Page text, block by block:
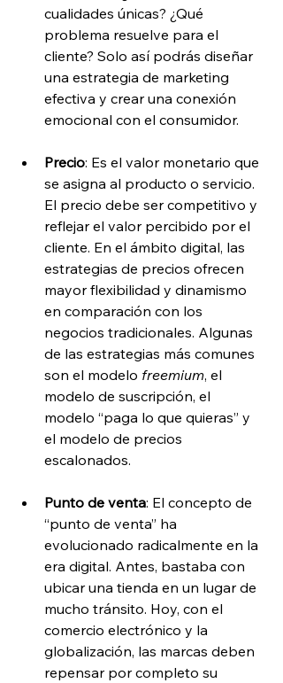
cualidades únicas? ¿Qué
problema resuelve para el
cliente? Solo así podrás diseñar
una estrategia de marketing
efectiva y crear una conexión
emocional con el consumidor.
Precio: Es el valor monetario que
se asigna al producto o servicio.
El precio debe ser competitivo y
reflejar el valor percibido por el
cliente. En el ámbito digital, las
estrategias de precios ofrecen
mayor flexibilidad y dinamismo
en comparación con los
negocios tradicionales. Algunas
de las estrategias más comunes
son el modelo freemium, el
modelo de suscripción, el
modelo “paga lo que quieras” y
el modelo de precios
escalonados.
Punto de venta: El concepto de
“punto de venta” ha
evolucionado radicalmente en la
era digital. Antes, bastaba con
ubicar una tienda en un lugar de
mucho tránsito. Hoy, con el
comercio electrónico y la
globalización, las marcas deben
repensar por completo su